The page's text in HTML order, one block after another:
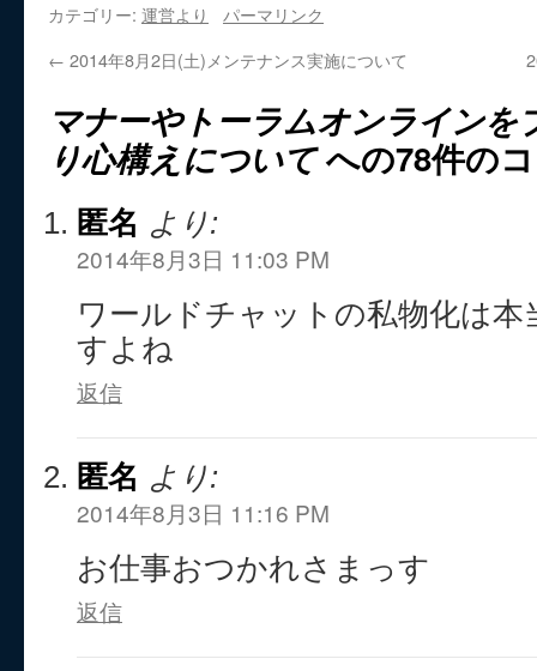
カテゴリー: 運営より
パーマリンク
← 2014年8月2日(土)メンテナンス実施について
マナーやトーラムオンラインを
り心構えについてへの78件の
匿名 より:
2014年8月3日 11:03 PM
ワールドチャットの私物化は
すよね
返信
匿名 より:
2014年8月3日 11:16 PM
お仕事おつかれさまっす
返信